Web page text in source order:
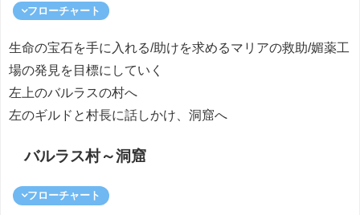
フローチャート
生命の宝石を手に入れる/助けを求めるマリアの救助/媚薬工
場の発見を目標にしていく
左上のバルラスの村へ
左のギルドと村長に話しかけ、洞窟へ
バルラス村～洞窟
フローチャート